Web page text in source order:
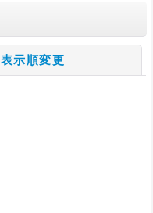
表示順変更